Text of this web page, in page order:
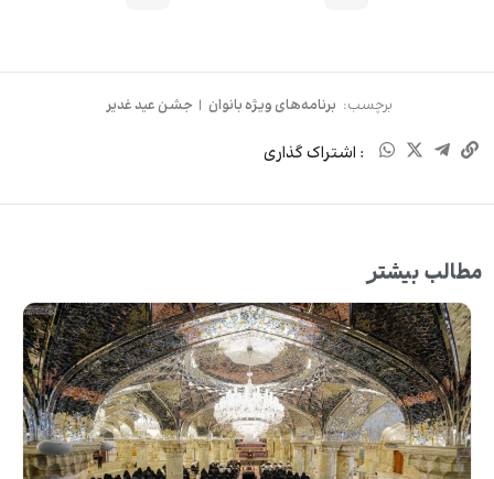
برچسب: برنامه‌های ویژه بانوان | جشن عید غدیر
: اشتراک گذاری
مطالب بیشتر